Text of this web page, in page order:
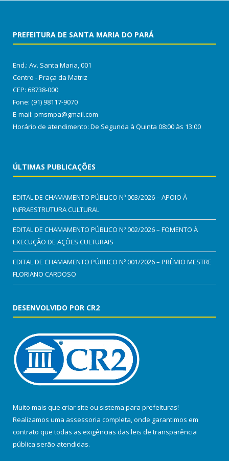
PREFEITURA DE SANTA MARIA DO PARÁ
End.: Av. Santa Maria, 001
Centro - Praça da Matriz
CEP: 68738-000
Fone: (91) 98117-9070
E-mail: pmsmpa@gmail.com
Horário de atendimento: De Segunda à Quinta 08:00 às 13:00
ÚLTIMAS PUBLICAÇÕES
EDITAL DE CHAMAMENTO PÚBLICO Nº 003/2026 – APOIO À
INFRAESTRUTURA CULTURAL
EDITAL DE CHAMAMENTO PÚBLICO Nº 002/2026 – FOMENTO À
EXECUÇÃO DE AÇÕES CULTURAIS
EDITAL DE CHAMAMENTO PÚBLICO Nº 001/2026 – PRÊMIO MESTRE
FLORIANO CARDOSO
DESENVOLVIDO POR CR2
Muito mais que criar site ou sistema para prefeituras!
Realizamos uma assessoria completa, onde garantimos em
contrato que todas as exigências das leis de transparência
pública serão atendidas.